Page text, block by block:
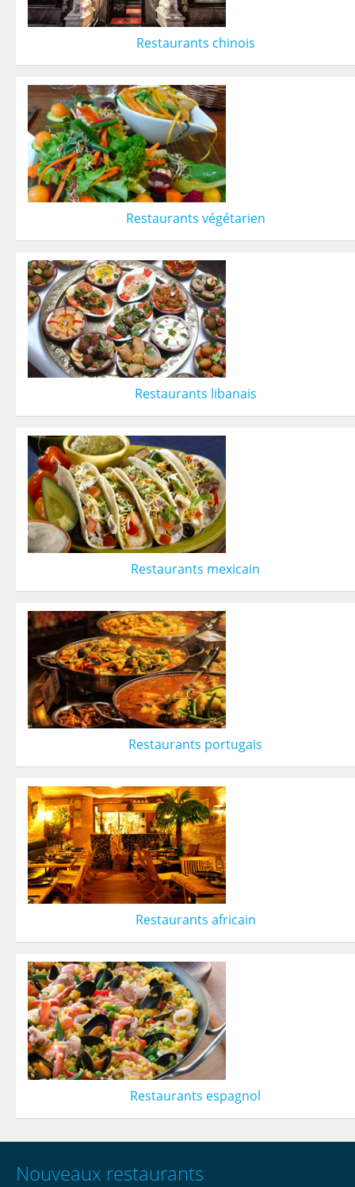
Restaurants chinois
Restaurants végétarien
Restaurants libanais
Restaurants mexicain
Restaurants portugais
Restaurants africain
Restaurants espagnol
Nouveaux restaurants